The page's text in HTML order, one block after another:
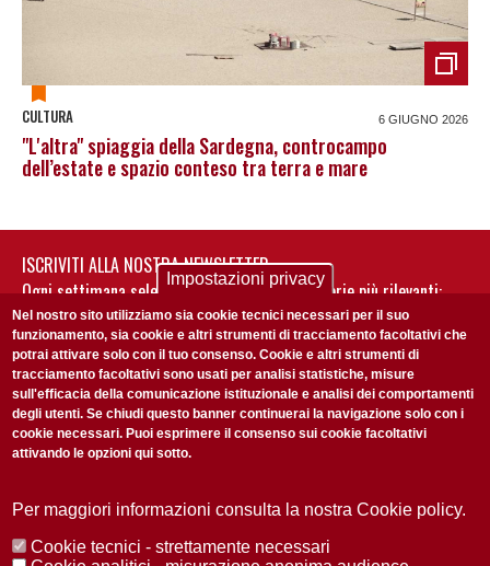
CULTURA 6 GIUGNO 2026
"L'altra" spiaggia della Sardegna, controcampo
dell’estate e spazio conteso tra terra e mare
ISCRIVITI ALLA NOSTRA NEWSLETTER
Ogni settimana selezioniamo per te nostre storie più rilevanti:
non perderti gli aggiornamenti della nostra newsletter
Accetto laPrivacy Policy
Redazione Copyright Privacy Area stampa
Impostazioni privacy
Nel nostro sito utilizziamo sia cookie tecnici necessari per il suo
funzionamento, sia cookie e altri strumenti di tracciamento facoltativi che
potrai attivare solo con il tuo consenso. Cookie e altri strumenti di
tracciamento facoltativi sono usati per analisi statistiche, misure
sull'efficacia della comunicazione istituzionale e analisi dei comportamenti
degli utenti. Se chiudi questo banner continuerai la navigazione solo con i
cookie necessari. Puoi esprimere il consenso sui cookie facoltativi
attivando le opzioni qui sotto.
Per maggiori informazioni consulta la nostra Cookie policy.
Cookie tecnici - strettamente necessari